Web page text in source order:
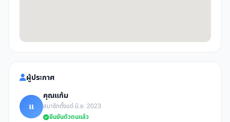
ผู้ประกาศ
แ
คุณแก้ม
สมาชิกตั้งแต่ มิ.ย. 2023
ยืนยันตัวตนแล้ว